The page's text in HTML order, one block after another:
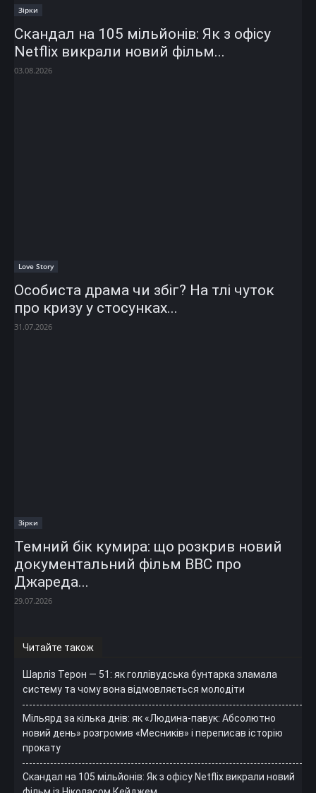
Зірки
Скандал на 105 мільйонів: Як з офісу
Netflix викрали новий фільм...
03.08.2026
Love Story
Особиста драма чи збіг? На тлі чуток
про кризу у стосунках...
31.07.2026
Зірки
Темний бік кумира: що розкрив новий
документальний фільм ВВС про
Джареда...
29.07.2026
Читайте також
Шарліз Терон — 51: як голлівудська бунтарка зламала
систему та чому вона відмовляється молодіти
Мільярд за кілька днів: як «Людина-павук: Абсолютно
новий день» розгромив «Месників» і переписав історію
прокату
Скандал на 105 мільйонів: Як з офісу Netflix викрали новий